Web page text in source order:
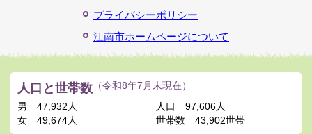
プライバシーポリシー
江南市ホームページについて
人口と世帯数 （令和8年7月末現在）
男
47,932人
女
49,674人
人口
97,606人
世帯数
43,902世帯